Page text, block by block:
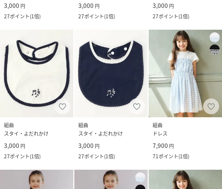
3,000 円
27ポイント(1倍)
3,000 円
27ポイント(1倍)
3,000 円
27ポイント(1倍)
組曲
スタイ・よだれかけ
3,000 円
27ポイント(1倍)
組曲
スタイ・よだれかけ
3,000 円
27ポイント(1倍)
組曲
ドレス
7,900 円
71ポイント(1倍)